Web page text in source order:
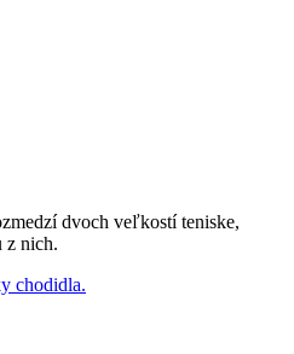
dvoch veľkostí teniske,
z nich.
chodidla.